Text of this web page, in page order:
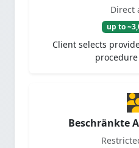
Direct
up to
Client selects
Beschränkte